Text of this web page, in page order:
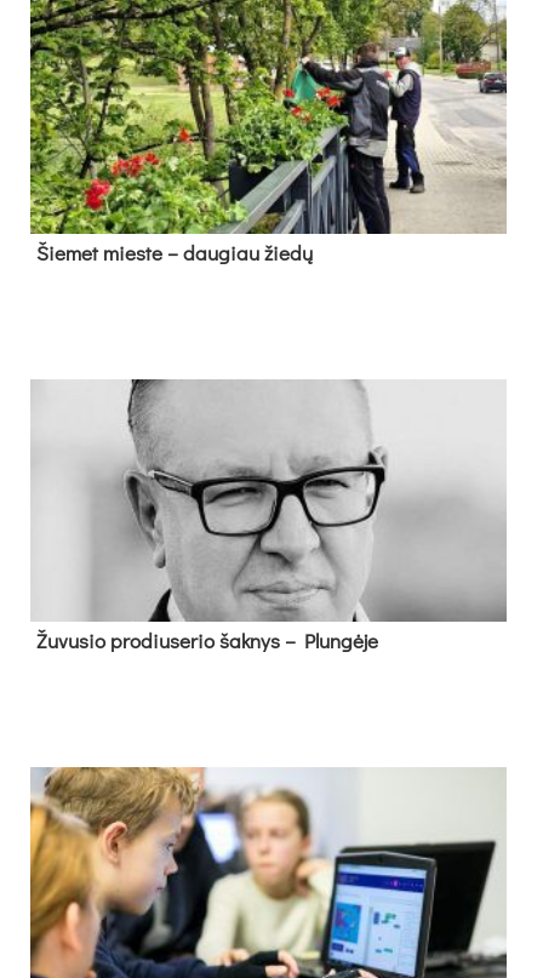
Šie­met mies­te – dau­giau žie­dų
Žu­vu­sio pro­diu­se­rio šak­nys – Plun­gė­je